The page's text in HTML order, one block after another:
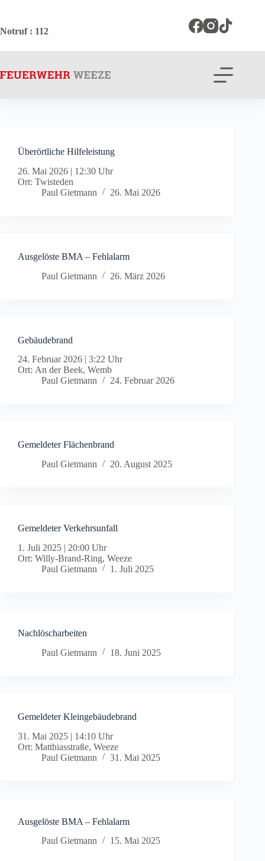
springen
Notruf: 112
Überörtliche Hilfeleistung
26. Mai 2026 | 12:30 Uhr
Ort: Twisteden
Paul Gietmann
26. Mai 2026
Ausgelöste BMA – Fehlalarm
Paul Gietmann
26. März 2026
Gebäudebrand
24. Februar 2026 | 3:22 Uhr
Ort: An der Beek, Wemb
Paul Gietmann
24. Februar 2026
Gemeldeter Flächenbrand
Paul Gietmann
20. August 2025
Gemeldeter Verkehrsunfall
1. Juli 2025 | 20:00 Uhr
Ort: Willy-Brand-Ring, Weeze
Paul Gietmann
1. Juli 2025
Nachlöscharbeiten
Paul Gietmann
18. Juni 2025
Gemeldeter Kleingebäudebrand
31. Mai 2025 | 14:10 Uhr
Ort: Matthiasstraße, Weeze
Paul Gietmann
31. Mai 2025
Ausgelöste BMA – Fehlalarm
Paul Gietmann
15. Mai 2025